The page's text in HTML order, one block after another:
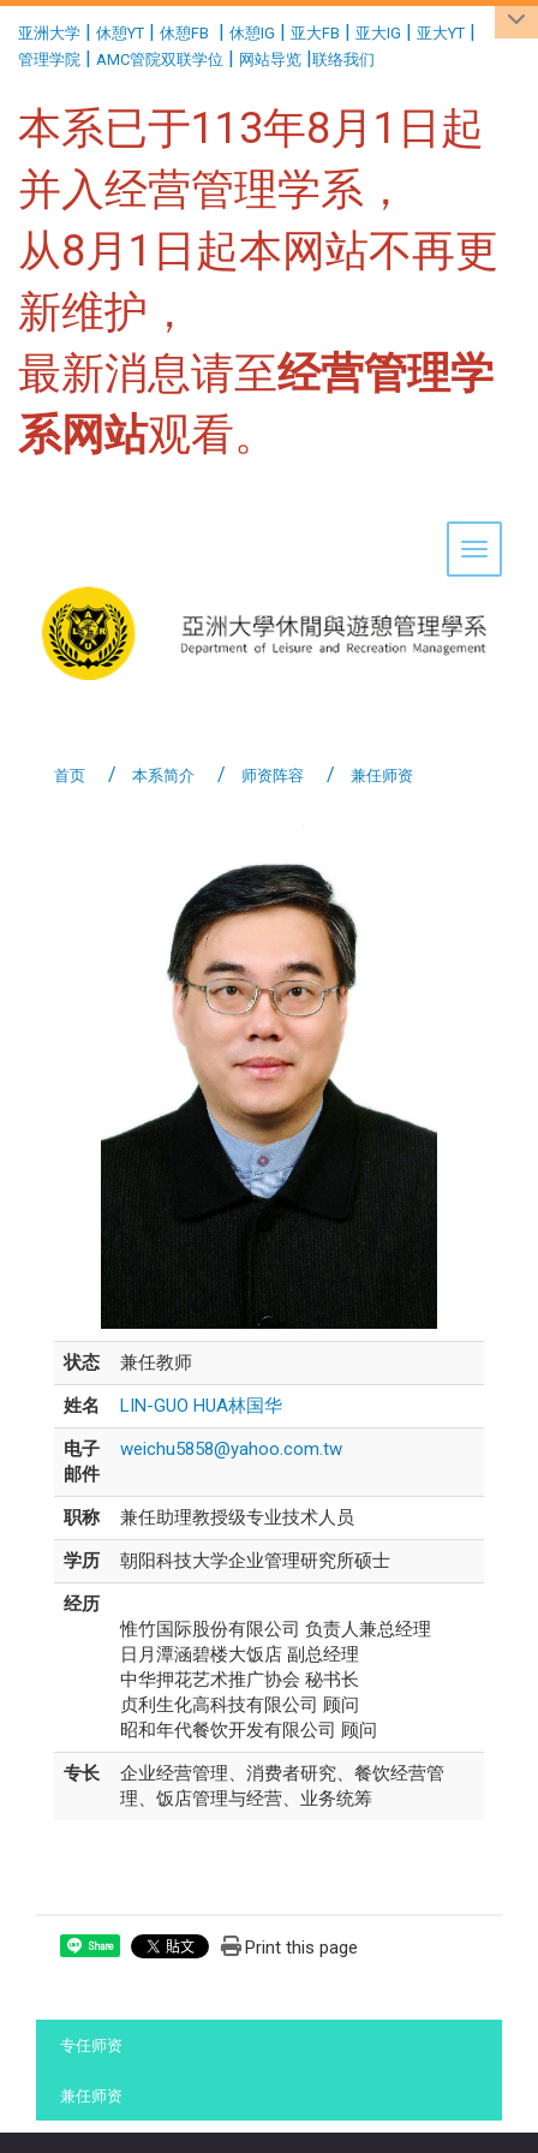
亚洲大学 | 休憩YT | 休憩FB | 休憩IG | 亚大FB | 亚大IG | 亚大YT |
管理学院 | AMC管院双联学位 | 网站导览 |联络我们
本系已于113年8月1日起
并入经营管理学系，
从8月1日起本网站不再更
新维护，
最新消息请至经营管理学
系网站观看。
Toggle
首页 本系简介 师资阵容 兼任师资
状态
兼任教师
姓名
LIN-GUO HUA林国华
电子
邮件
weichu5858@yahoo.com.tw
职称
兼任助理教授级专业技术人员
学历
朝阳科技大学企业管理研究所硕士
经历
惟竹国际股份有限公司 负责人兼总经理
日月潭涵碧楼大饭店 副总经理
中华押花艺术推广协会 秘书长
贞利生化高科技有限公司 顾问
昭和年代餐饮开发有限公司 顾问
专长
企业经营管理、消费者研究、餐饮经营管
理、饭店管理与经营、业务统筹
Share Print this page
专任师资
兼任师资